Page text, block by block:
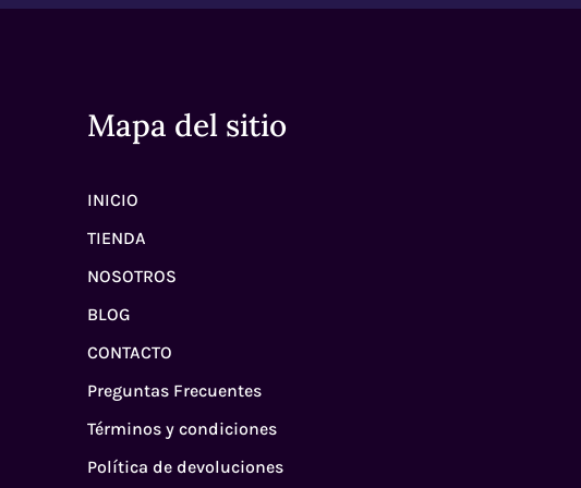
Mapa del sitio
INICIO
TIENDA
NOSOTROS
BLOG
CONTACTO
Preguntas Frecuentes
Términos y condiciones
Política de devoluciones